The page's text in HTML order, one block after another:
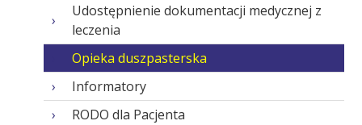
Udostępnienie dokumentacji medycznej z
leczenia
Opieka duszpasterska
Informatory
RODO dla Pacjenta